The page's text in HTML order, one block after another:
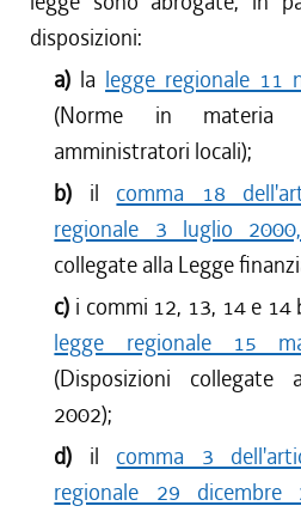
dal 27/04/2017 al 09/08/2017
dal 09/01/2017 al 26/04/2017
dal 15/12/2016 al 08/01/
dal 13/08/2016 al 14/12/2016
dal 30/06/2016 al 12/08/2016
dal 17/03/2016 al 29/06/
dal 13/01/2016 al 16/03/
dal 13/11/2015 al 12/01/
dal 22/10/2015 al 12/11/
dal 11/08/2015 al 21/10/
dal 06/08/2015 al 10/08/
disposizioni:
a) la legge regionale 11
(Norme in
amministratori locali);
b) il comma 18
regionale 3 luglio
collegate alla Legge
c) i commi 12, 13, 14 e 14
legge regionale 15
(Disposizioni collegate
2002);
d) il comma 3
regionale 29